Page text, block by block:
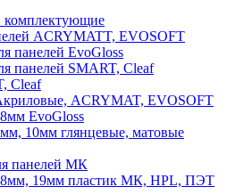
ACRYMATT, EVOSOFT
панелей EvoGloss
панелей SMART, Cleaf
Cleaf
ACRYMAT, EVOSOFT
EvoGloss
10мм глянцевые, матовые
панелей МК
19мм пластик МК, HPL, ПЭТ